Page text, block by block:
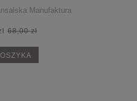
Manufaktura
68,00 zł